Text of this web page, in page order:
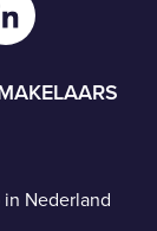
Nederland